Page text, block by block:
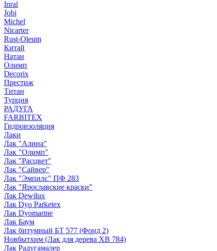
Inral
Jobi
Michel
Nicarter
Rust-Oleum
Китай
Натан
Олимп
Decorix
Престиж
Титан
Турция
РАДУГА
FARBITEX
Гидроизоляция
Лаки
Лак "Алина"
Лак "Олимп"
Лак "Расцвет"
Лак "Сайвер"
Лак "Эмпилс" ПФ 283
Лак "Ярославские краски"
Лак Dewilux
Лак Dyo Parketex
Лак Dyomarine
Лак Баум
Лак битумный БТ 577 (Фонд 2)
Новбытхим (Лак для дерева ХВ 784)
Лак Радугамалер